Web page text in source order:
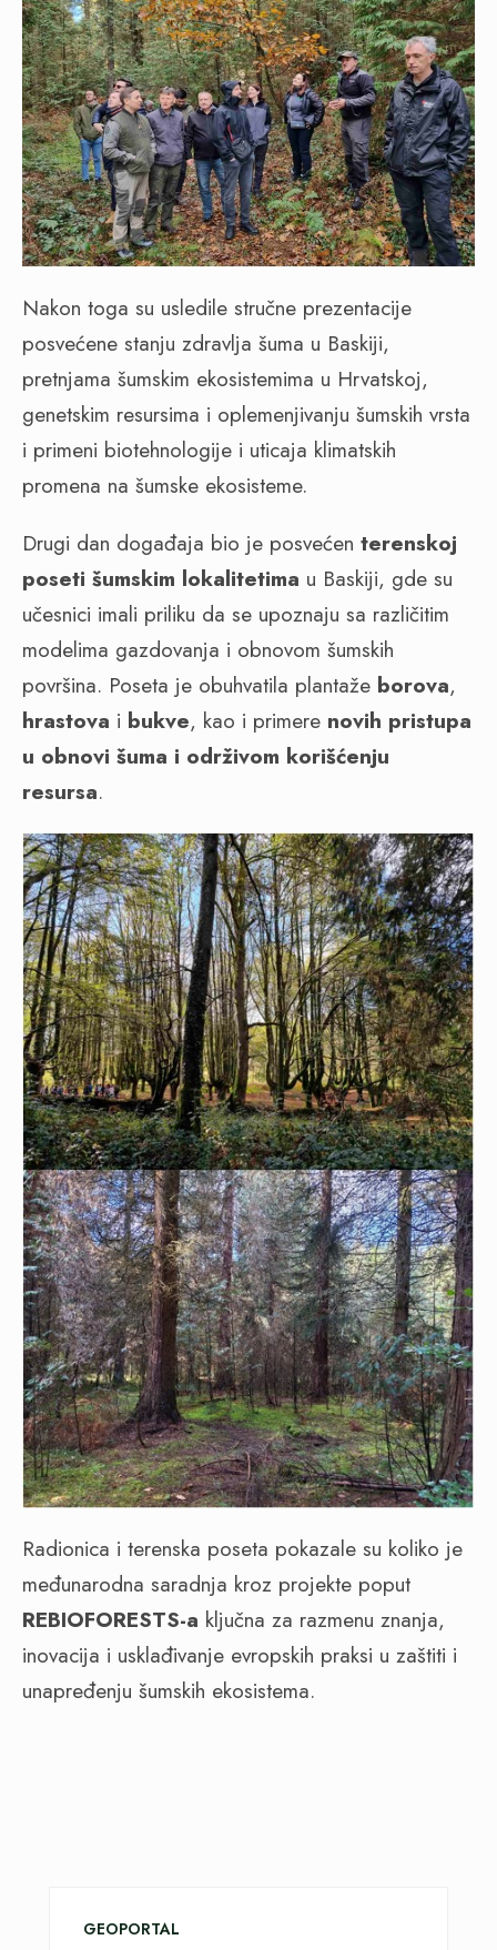
Nakon toga su usledile stručne prezentacije
posvećene stanju zdravlja šuma u Baskiji,
pretnjama šumskim ekosistemima u Hrvatskoj,
genetskim resursima i oplemenjivanju šumskih vrsta
i primeni biotehnologije i uticaja klimatskih
promena na šumske ekosisteme.
Drugi dan događaja bio je posvećen terenskoj
poseti šumskim lokalitetima u Baskiji, gde su
učesnici imali priliku da se upoznaju sa različitim
modelima gazdovanja i obnovom šumskih
površina. Poseta je obuhvatila plantaže borova,
hrastova i bukve, kao i primere novih pristupa
u obnovi šuma i održivom korišćenju
resursa.
Radionica i terenska poseta pokazale su koliko je
međunarodna saradnja kroz projekte poput
REBIOFORESTS-a ključna za razmenu znanja,
inovacija i usklađivanje evropskih praksi u zaštiti i
unapređenju šumskih ekosistema.
GEOPORTAL